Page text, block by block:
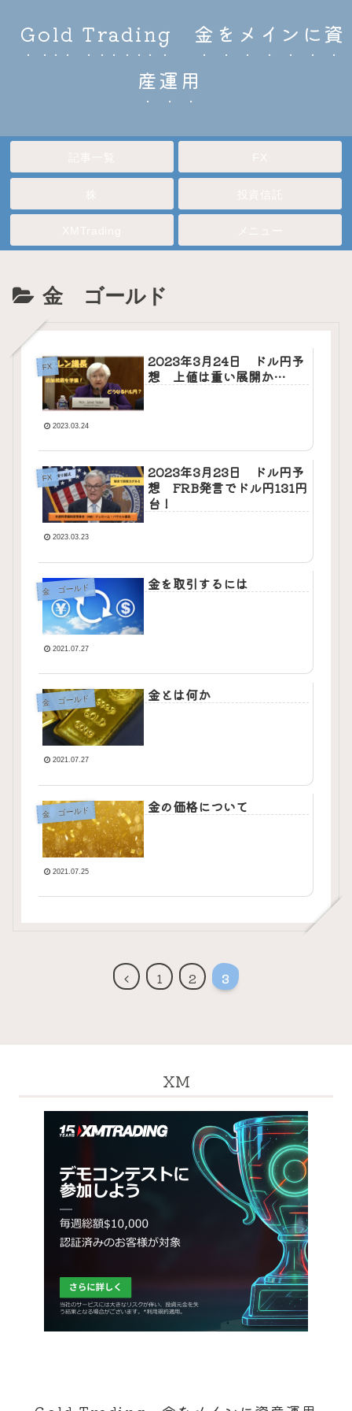
Gold Trading 金をメインに資
産運用
金 ゴールド
FX
2023年3月24日 ドル円予
想 上値は重い展開か…
2023.03.24
FX
2023年3月23日 ドル円予
想 FRB発言でドル円131円
台！
2023.03.23
金 ゴールド 金を取引するには
2021.07.27
金 ゴールド 金とは何か
2021.07.27
金 ゴールド 金の価格について
2021.07.25
前
1 2 3
XM